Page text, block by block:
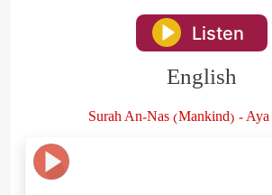
Listen
English
Surah An-Nas (Mankind) -